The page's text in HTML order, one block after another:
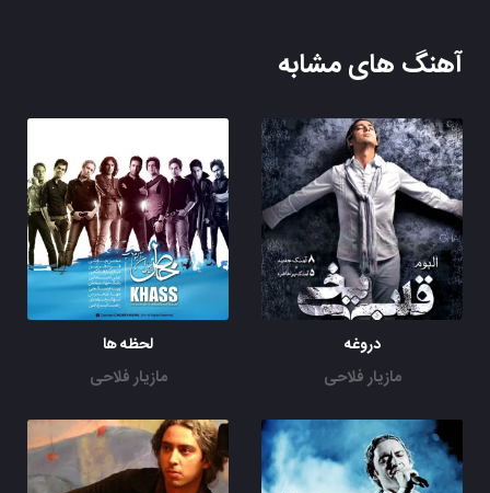
آهنگ های مشابه
دروغه
مازیار فلاحی
لحظه ها
مازیار فلاحی